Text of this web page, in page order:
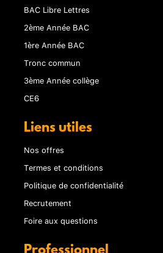
BAC Libre Lettres
2ème Année BAC
1ère Année BAC
Tronc commun
3ème Année collège
CE6
Liens utiles
Nos offres
Termes et conditions
Politique de confidentialité
Recrutement
Foire aux questions